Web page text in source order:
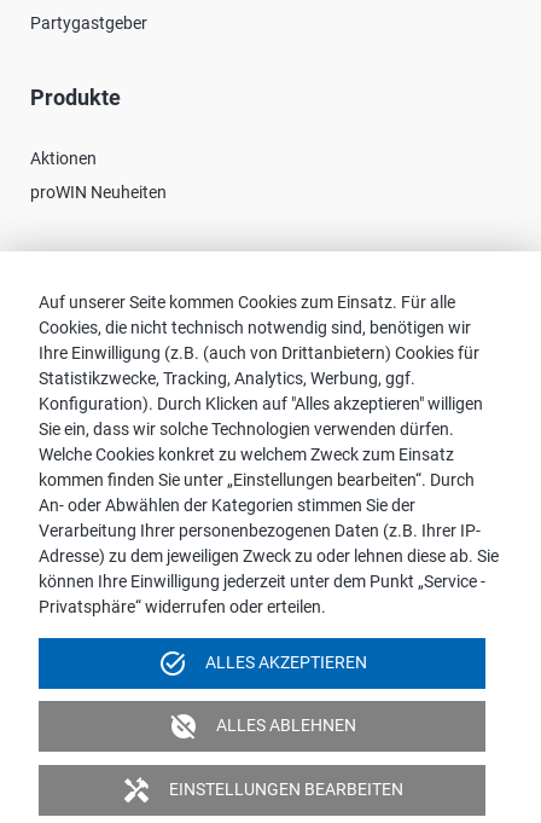
Auf unserer Seite kommen Cookies zum Einsatz. Für alle
Cookies, die nicht technisch notwendig sind, benötigen wir
Ihre Einwilligung (z.B. (auch von Drittanbietern) Cookies für
Statistikzwecke, Tracking, Analytics, Werbung, ggf.
Konfiguration). Durch Klicken auf "Alles akzeptieren" willigen
Sie ein, dass wir solche Technologien verwenden dürfen.
Welche Cookies konkret zu welchem Zweck zum Einsatz
kommen finden Sie unter „Einstellungen bearbeiten“. Durch
An- oder Abwählen der Kategorien stimmen Sie der
Verarbeitung Ihrer personenbezogenen Daten (z.B. Ihrer IP-
Adresse) zu dem jeweiligen Zweck zu oder lehnen diese ab. Sie
können Ihre Einwilligung jederzeit unter dem Punkt „Service -
Privatsphäre“ widerrufen oder erteilen.
task_alt ALLES AKZEPTIEREN
unpublished ALLES ABLEHNEN
handyman EINSTELLUNGEN BEARBEITEN
Partygastgeber
Produkte
Aktionen
proWIN Neuheiten
Vertriebspartnersuche
Kontakt zu proWIN
Service-FAQ
Hinweis:
Aus Gründen der leichteren Lesbarkeit wird die männliche
Sprachform bei personenbezogenen Substantiven und
Pronomen verwendet. Dies impliziert jedoch keine
Benachteiligung, sondern soll im Sinne der sprachlichen
Vereinfachung als geschlechtsneutral zu verstehen sein.
Politik & Verpflichtungserklärung
© 2026 proWIN international